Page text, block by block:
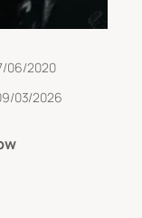
06/2020
03/2026